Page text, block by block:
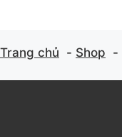
Trang chủ Shop